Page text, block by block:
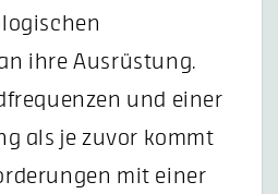
ihre Ausrüstung.
und einer
als je zuvor kommt
mit einer